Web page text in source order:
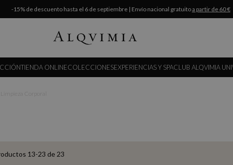
-15% de descuento hasta el 6 de septiembre | Envío nacional gratuitoa partir de 60 €
TIENDA ONLINECOLECCIONESEXPERIENCIAS Y SPACLUB ALQVIMIA
Corporal
13-23 de 23